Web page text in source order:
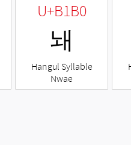
U+B1B0
놰
Hangul Syllable
Nwae